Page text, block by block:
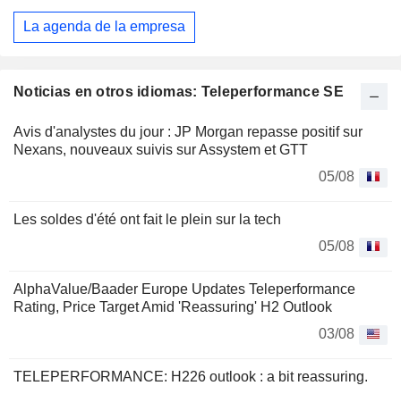
Noticias en otros idiomas: Teleperformance SE
Avis d'analystes du jour : JP Morgan repasse positif sur
Nexans, nouveaux suivis sur Assystem et GTT
05/08
Les soldes d'été ont fait le plein sur la tech
05/08
AlphaValue/Baader Europe Updates Teleperformance
Rating, Price Target Amid 'Reassuring' H2 Outlook
03/08
TELEPERFORMANCE: H226 outlook : a bit reassuring.
La agenda de la empresa